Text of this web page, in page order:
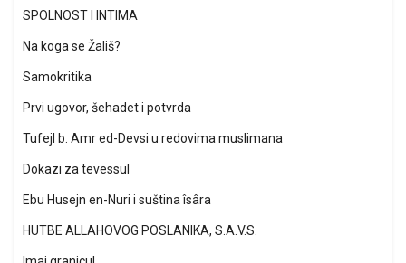
SPOLNOST I INTIMA
Na koga se Žališ?
Samokritika
Prvi ugovor, šehadet i potvrda
Tufejl b. Amr ed-Devsi u redovima muslimana
Dokazi za tevessul
Ebu Husejn en-Nuri i suština îsâra
HUTBE ALLAHOVOG POSLANIKA, S.A.V.S.